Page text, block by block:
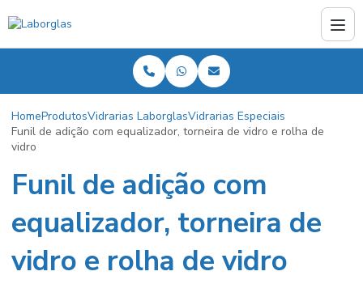
HomeProdutosVidrarias LaborglasVidrarias Especiais
Funil de adição com equalizador, torneira de vidro e rolha de
vidro
Funil de adição com
equalizador, torneira de
vidro e rolha de vidro